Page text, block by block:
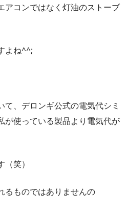
アコンではなく灯油のストーブ
よね^^;
て、デロンギ公式の電気代シミ
が使っている製品より電気代が
笑）
るものではありませんの